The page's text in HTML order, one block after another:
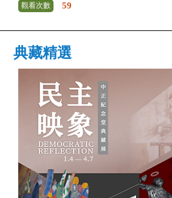
觀看次數 59
典藏精選